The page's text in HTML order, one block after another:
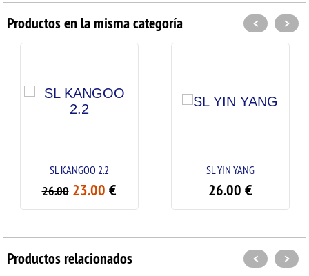
Productos en la misma categoría
SL KANGOO 2.2
23.00 €
SL YIN YANG
€
< >
Productos relacionados < >